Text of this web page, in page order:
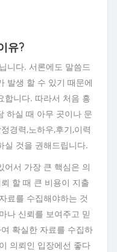
유?
니다. 서론에도 말씀드
발생 할 수 있기 때문에
합니다. 따라서 처음 흥
하실 때 아무 곳이나 문
경력,노하우,후기,이력
실 것을 권해드립니다.
어서 가장 큰 핵심은 의
할 때 큰 비용이 지출
료를 수집해야하는 것
나 신뢰를 보여주고 믿
확실한 자료를 수집하
의뢰인 입장에선 좋다